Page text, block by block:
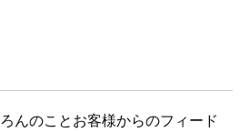
んのことお客様からのフィード